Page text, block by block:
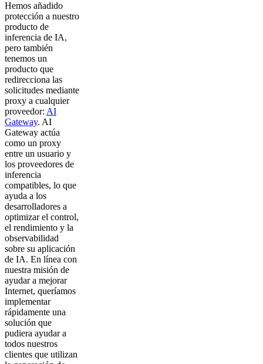
Hemos añadido
protección a nuestro
producto de
inferencia de IA,
pero también
tenemos un
producto que
redirecciona las
solicitudes mediante
proxy a cualquier
proveedor: AI
Gateway. AI
Gateway actúa
como un proxy
entre un usuario y
los proveedores de
inferencia
compatibles, lo que
ayuda a los
desarrolladores a
optimizar el control,
el rendimiento y la
observabilidad
sobre su aplicación
de IA. En línea con
nuestra misión de
ayudar a mejorar
Internet, queríamos
implementar
rápidamente una
solución que
pudiera ayudar a
todos nuestros
clientes que utilizan